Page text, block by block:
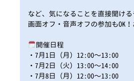
など、気になることを直接聞け
画面オフ・音声オフの参加もOK
開催日程
・7月1日（月）12:00〜13:00
・7月2日（火）13:00〜14:00
・7月8日（月）12:00〜13:00